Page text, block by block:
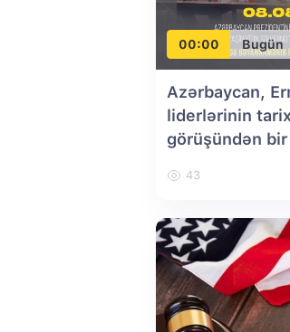
00:00 Bugün
Azərbaycan,
liderlərinin
görüşündən
43